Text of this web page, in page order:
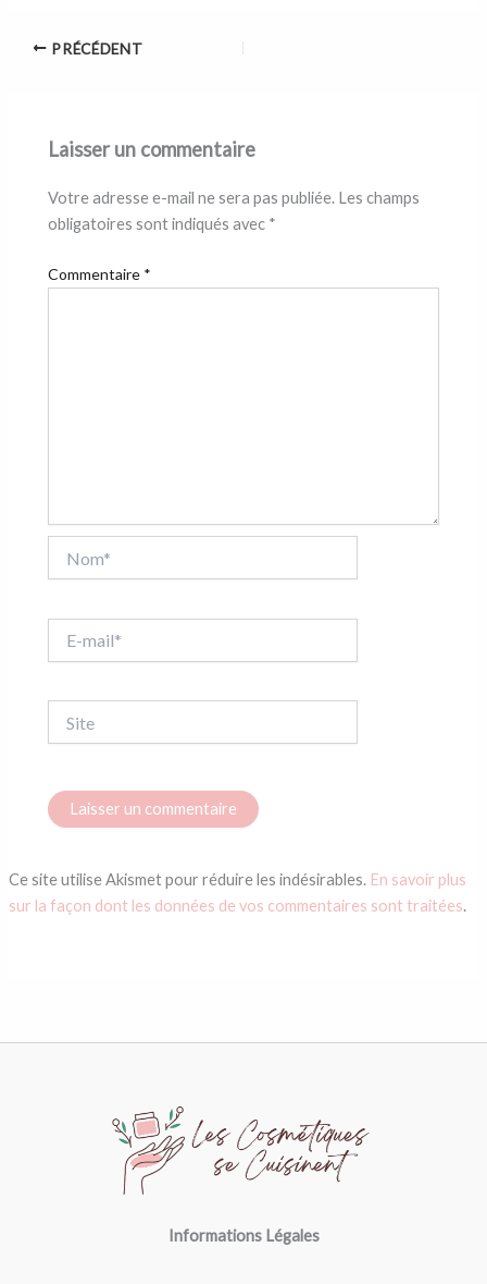
PRÉCÉDENT
Laisser un commentaire
Votre adresse e-mail ne sera pas publiée. Les champs
obligatoires sont indiqués avec *
Commentaire *
mail*
Ce site utilise Akismet pour réduire les indésirables. En savoir plus
sur la façon dont les données de vos commentaires sont traitées.
Informations Légales